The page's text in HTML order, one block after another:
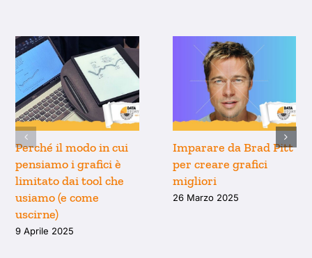
Perché il modo in cui
pensiamo i grafici è
limitato dai tool che
usiamo (e come
uscirne)
9 Aprile 2025
Imparare da Brad Pitt
per creare grafici
migliori
26 Marzo 2025